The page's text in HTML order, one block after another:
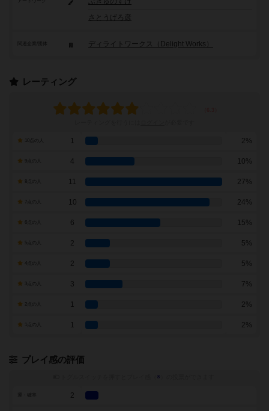
さとうげろ彦
ディライトワークス（Delight Works）
レーティング
1 2%
4 10%
11 27%
7点の人 10 24%
6 15%
2 5%
2 5%
3 7%
1 2%
1 2%
プレイ感の評価
※
2